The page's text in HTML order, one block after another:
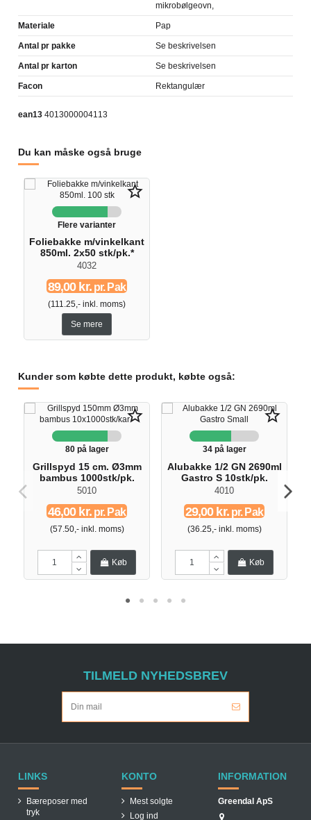
mikrobølgeovn,
Materiale Pap
Antal pr pakke Se beskrivelsen
Antal pr karton Se beskrivelsen
Facon Rektangulær
ean13 4013000004113
Du kan måske også bruge
star_border
Flere varianter
Foliebakke m/vinkelkant
850ml. 2x50 stk/pk.*
4032
89,00 kr.pr. Pak
(111.25,- inkl. moms)
Se mere
Kunder som købte dette produkt, købte også:
star_border
80 på lager
Grillspyd 15 cm. Ø3mm
bambus 1000stk/pk.
5010
46,00 kr.pr. Pak
(57.50,- inkl. moms)
Køb
star_border
34 på lager
Alubakke 1/2 GN 2690ml
Gastro S 10stk/pk.
4010
29,00 kr.pr. Pak
(36.25,- inkl. moms)
Køb
TILMELD NYHEDSBREV
LINKS
Bæreposer med
tryk
KONTO
Mest solgte
Log ind
INFORMATION
Greendal ApS